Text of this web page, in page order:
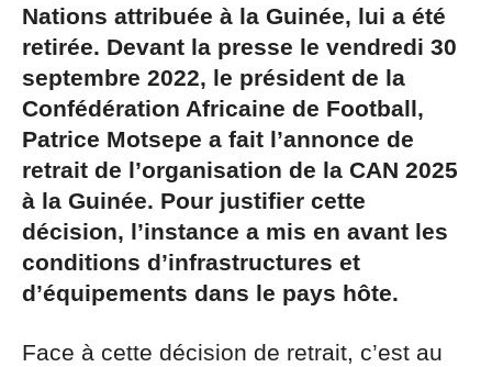
Nations attribuée à la Guinée, lui a été
retirée. Devant la presse le vendredi 30
septembre 2022, le président de la
Confédération Africaine de Football,
Patrice Motsepe a fait l’annonce de
retrait de l’organisation de la CAN 2025
à la Guinée. Pour justifier cette
décision, l’instance a mis en avant les
conditions d’infrastructures et
d’équipements dans le pays hôte.
Face à cette décision de retrait, c’est au